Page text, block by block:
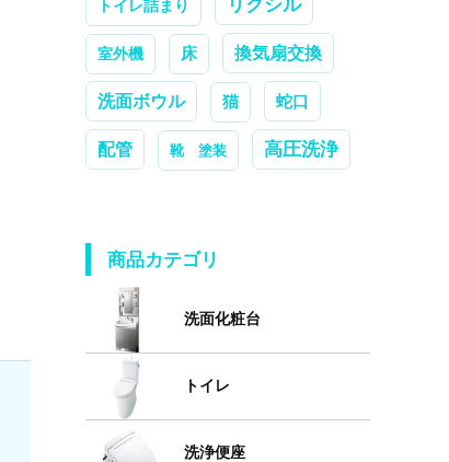
トイレ詰まり リクシル
室外機 床 換気扇交換
洗面ボウル 猫 蛇口
配管 靴 塗装 高圧洗浄
商品カテゴリ
洗面化粧台
トイレ
洗浄便座